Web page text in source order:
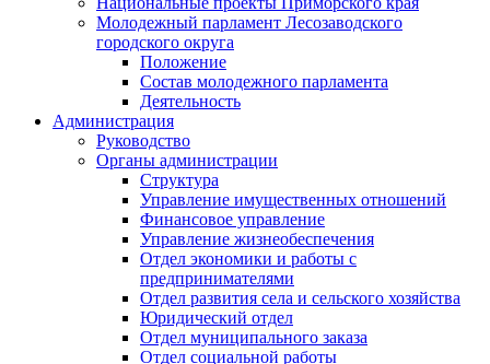
Молодежный парламент Лесозаводского
городского округа
Положение
Состав молодежного парламента
Деятельность
Администрация
Руководство
Органы администрации
Структура
Управление имущественных отношений
Финансовое управление
Управление жизнеобеспечения
Отдел экономики и работы с
предпринимателями
Отдел развития села и сельского хозяйства
Юридический отдел
Отдел муниципального заказа
Отдел социальной работы